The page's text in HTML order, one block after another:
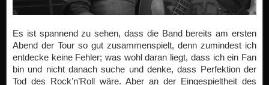
Es ist spannend zu sehen, dass die Band bereits am ersten
Abend der Tour so gut zusammenspielt, denn zumindest ich
entdecke keine Fehler; was wohl daran liegt, dass ich ein Fan
bin und nicht danach suche und denke, dass Perfektion der
Tod des Rock’n’Roll wäre. Aber an der Eingespieltheit des